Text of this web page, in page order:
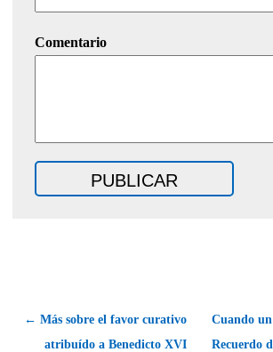
Comentario
← Más sobre el favor curativo
atribuído a Benedicto XVI
Cuando
Recuerdo